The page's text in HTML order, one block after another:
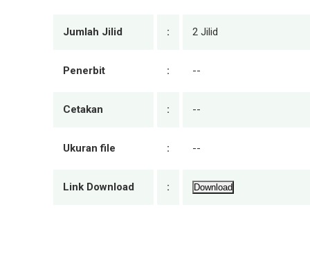
Jumlah Jilid : 2 Jilid
Penerbit : --
Cetakan : --
Ukuran file : --
Link Download : Download